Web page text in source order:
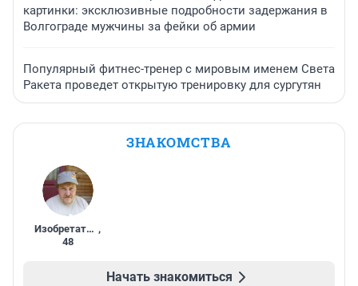
картинки: эксклюзивные подробности задержания в
Волгограде мужчины за фейки об армии
Популярный фитнес-тренер с мировым именем Света
Ракета проведет открытую тренировку для сургутян
ЗНАКОМСТВА
Изобретатель ,
48
Начать знакомиться